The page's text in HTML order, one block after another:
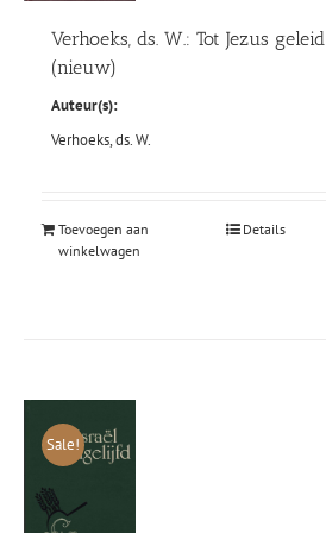
Verhoeks, ds. W.: Tot Jezus geleid
(nieuw)
Auteur(s):
Verhoeks, ds. W.
Toevoegen aan
winkelwagen
Details
Sale!